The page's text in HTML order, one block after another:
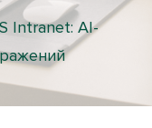
Intranet: AI-